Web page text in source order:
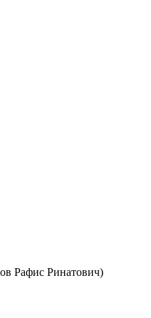
Рафис Ринатович)